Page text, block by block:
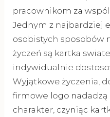
pracownikom za
Jednym z najbardziej
osobistych sposobów
życzeń są kartka
indywidualnie
Wyjątkowe życzenia,
firmowe logo
charakter, czyniąc